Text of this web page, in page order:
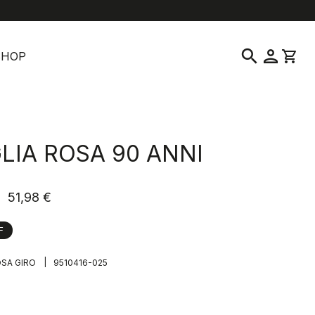
search person shopping_cart
ROSA 90 ANNI
51,98 €
GIRO 9510416-025